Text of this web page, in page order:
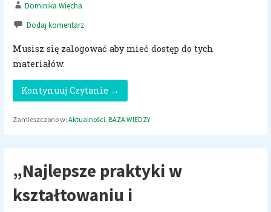
Dominika Wiecha
Dodaj komentarz
Musisz się zalogować aby mieć dostęp do tych
materiałów.
Kontynuuj Czytanie →
Zamieszczono w: Aktualności, BAZA WIEDZY
„Najlepsze praktyki w
kształtowaniu i